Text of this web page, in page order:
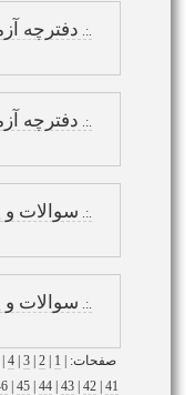
.:. دفترچه
.:. دفترچه
.:. سوالات و
.:. سوالات و
صفحات: | 1
|
2
|
3
|
4
41
|
42
|
43
|
44
|
45
|